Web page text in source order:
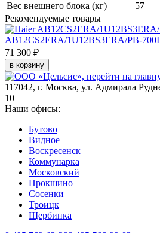
Вес внешнего блока (кг)
57
Рекомендуемые товары
AB12CS2ERA/1U12BS3ERA/PB-
71 300 ₽
в корзину
117042, г. Москва, ул. Адмирала
10
Наши офисы:
Бутово
Видное
Воскресенск
Коммунарка
Московский
Прокшино
Сосенки
Троицк
Щербинка